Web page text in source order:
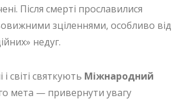
Після смерті прославилися
зціленнями, особливо від
недуг.
і світі святкують Міжнародний
мета — привернути увагу